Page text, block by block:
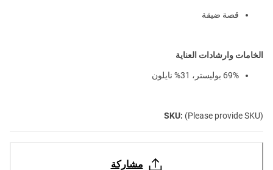
قصة ضيقة
الخامات وارشادات العناية
69% بوليستر، 31% نايلون
SKU: (Please provide SKU)
مشاركة